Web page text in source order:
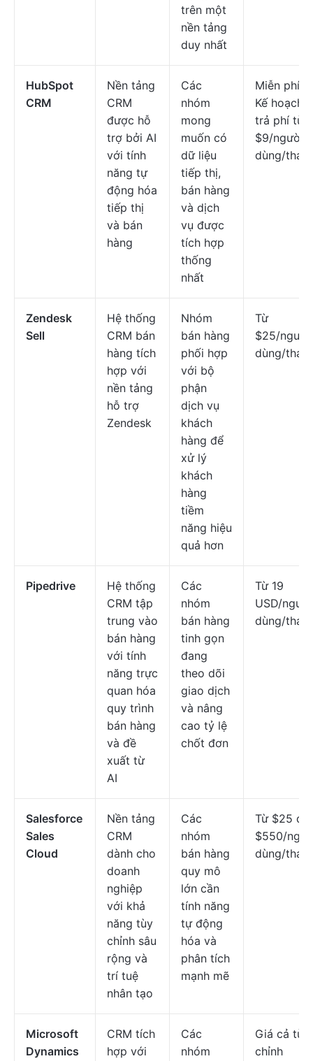
trên một
nền tảng
duy nhất
HubSpot
CRM
Nền tảng
CRM
được hỗ
trợ bởi AI
với tính
năng tự
động hóa
tiếp thị
và bán
hàng
Các
nhóm
mong
muốn có
dữ liệu
tiếp thị,
bán hàng
và dịch
vụ được
tích hợp
thống
nhất
Miễn phí;
Kế hoạch
trả phí từ
$9/người
dùng/
Zendesk
Sell
Hệ thống
CRM bán
hàng tích
hợp với
nền tảng
hỗ trợ
Zendesk
Nhóm
bán hàng
phối hợp
với bộ
phận
dịch vụ
khách
hàng để
xử lý
khách
hàng
tiềm
năng hiệu
quả hơn
Từ
$25/người
dùng/
Pipedrive
Hệ thống
CRM tập
trung vào
bán hàng
với tính
năng trực
quan hóa
quy trình
bán hàng
và đề
xuất từ
AI
Các
nhóm
bán hàng
tinh gọn
đang
theo dõi
giao dịch
và nâng
cao tỷ lệ
chốt đơn
Từ 19
USD/người
dùng/
Salesforce
Sales
Cloud
Nền tảng
CRM
dành cho
doanh
nghiệp
với khả
năng tùy
chỉnh sâu
rộng và
trí tuệ
nhân tạo
Các
nhóm
bán hàng
quy mô
lớn cần
tính năng
tự động
hóa và
phân tích
mạnh mẽ
Từ $25
$550/
dùng/
Microsoft
Dynamics
CRM tích
hợp với
Các
nhóm
Giá cả tùy
chỉnh